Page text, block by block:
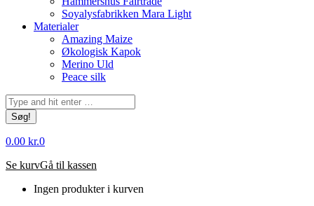
Soyalysfabrikken Mara Light
Materialer
Amazing Maize
Økologisk Kapok
Merino Uld
Peace silk
Søg:
0.00 kr.0
Se kurvGå til kassen
Ingen produkter i kurven